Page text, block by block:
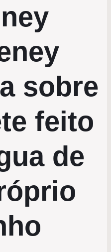
sobre
feito
de